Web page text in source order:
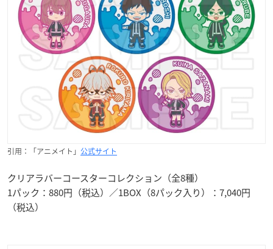
引用：「アニメイト」 公式サイト
クリアラバーコースターコレクション（全8種）
1パック：880円（税込）／1BOX（8パック入り）：7,040円
（税込）